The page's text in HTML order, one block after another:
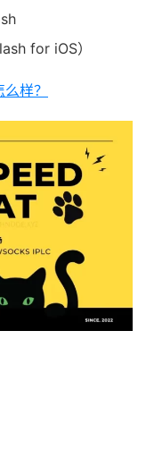
for iOS）
样？